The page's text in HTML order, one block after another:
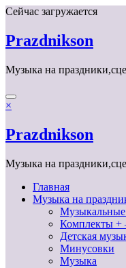
Перейти
содержимому
Сейчас загружается
Prazdnikson
Музыка на
×
Prazdnikson
Музыка на
Главная
Музыка на
Музыкальные
Комплекты
Детская
Минусовки
Музыка